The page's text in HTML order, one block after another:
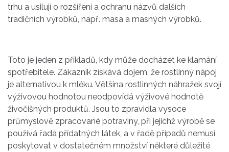
trhu a usilují o rozšíření a ochranu názvů dalších
tradičních výrobků, např. masa a masných výrobků.
Toto je jeden z příkladů, kdy může docházet ke klamání
spotřebitele. Zákazník získává dojem, že rostlinný nápoj
je alternativou k mléku. Většina rostlinných náhražek svojí
výživovou hodnotou neodpovídá výživové hodnotě
živočišných produktů. Jsou to zpravidla vysoce
průmyslově zpracované potraviny, při jejichž výrobě se
používá řada přídatných látek, a v řadě případů nemusí
poskytovat v dostatečném množství některé důležité